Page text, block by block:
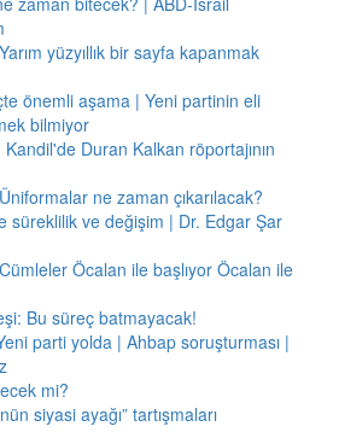
yüzyıllık bir sayfa kapanmak
önemli aşama | Yeni partinin eli
bilmiyor
Kandil'de Duran Kalkan röportajının
ne zaman çıkarılacak?
süreklilik ve değişim | Dr. Edgar Şar
Öcalan ile başlıyor Öcalan ile
Bu süreç batmayacak!
parti yolda | Ahbap soruşturması |
mi?
siyasi ayağı” tartışmaları